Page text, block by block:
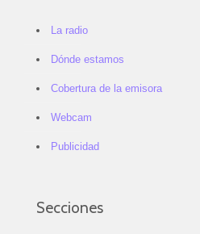
La radio
Dónde estamos
Cobertura de la emisora
Webcam
Publicidad
Secciones